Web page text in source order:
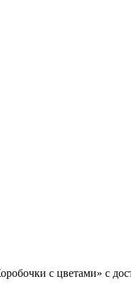
с цветами» с